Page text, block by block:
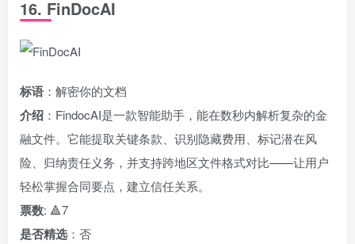
16. FinDocAI
标语 ：解密你的文档
介绍 ：FindocAI是一款智能助手，能在数秒内解析复杂的金
融文件。它能提取关键条款、识别隐藏费用、标记潜在风
险、归纳责任义务，并支持跨地区文件格式对比——让用户
轻松掌握合同要点，建立信任关系。
票数: 🔺7
是否精选 ：否